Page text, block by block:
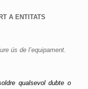
A ENTITATS
ús de l’equipament.
qualsevol dubte o